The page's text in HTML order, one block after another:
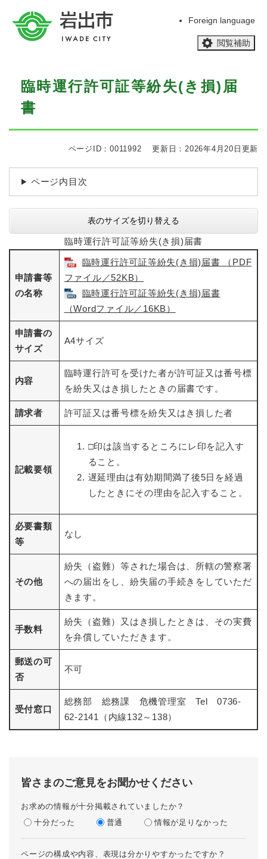
Foreign language
閲覧補助
臨時運行許可証等紛失(き損)届
書
ページID：0011992 更新日：2026年4月20日更新
ページ内目次
表のサイズを切り替える
臨時運行許可証等紛失(き損)届書
申請書等
の名称
臨時運行許可証等紛失(き損)届書 （PDF
ファイル／52KB）
臨時運行許可証等紛失(き損)届書
（Wordファイル／16KB）
申請書の
サイズ
A4サイズ
内容
臨時運行許可を受けた者が許可証又は番号標
を紛失又はき損したときの届書です。
請求者 許可証又は番号標を紛失又はき損した者
記載要領
□印は該当するところにレ印を記入す
ること。
遅延理由は有効期間満了後5日を経過
したときにその理由を記入すること。
必要書類
等
なし
その他
紛失（盗難）等された場合は、所轄の警察署
への届出をし、紛失届の手続きをしていただ
きます。
手数料
紛失（盗難）又はき損したときは、その実費
を弁償していただきます。
郵送の可
否
不可
受付窓口
総務部 総務課 危機管理室 Tel 0736-
62-2141（内線132～138）
皆さまのご意見をお聞かせください
お求めの情報が十分掲載されていましたか？
十分だった
普通 情報が足りなかった
ページの構成や内容、表現は分かりやすかったですか？